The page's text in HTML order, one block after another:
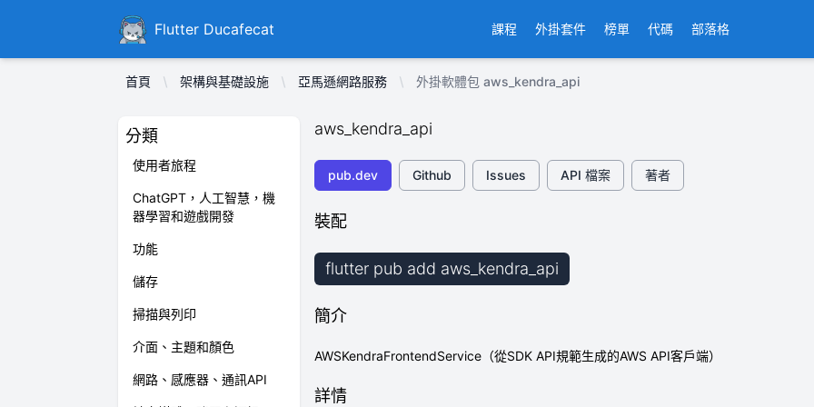
DucafecatFlutter Ducafecat 課程 外掛套件 榜單 代碼 部落格
首頁 架構與基礎設施 亞馬遜網路服務 外掛軟體包 aws_kendra_api
分類
使用者旅程
ChatGPT，人工智慧，機
器學習和遊戲開發
功能
儲存
掃描與列印
介面、主題和顏色
網路、感應器、通訊API
aws_kendra_api
pub.dev Github Issues API 檔案 著者
裝配
flutter pub add aws_kendra_api
簡介
AWSKendraFrontendService（從SDK API規範生成的AWS API客戶端）
詳情